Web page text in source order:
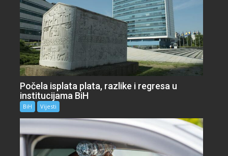
Počela isplata plata, razlike i regresa u
institucijama BiH
BiH Vijesti